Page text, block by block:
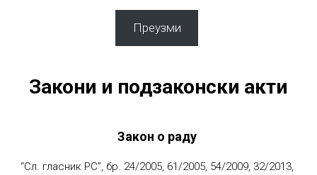
Преузми
Закони и подзаконски акти
Закон о раду
“Сл. гласник РС”, бр. 24/2005, 61/2005, 54/2009, 32/2013,